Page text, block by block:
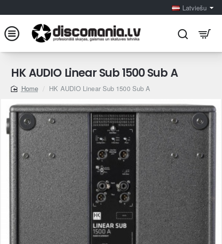
Latviešu
HK AUDIO Linear Sub 1500 Sub A
home
HK AUDIO Linear Sub 1500 Sub A